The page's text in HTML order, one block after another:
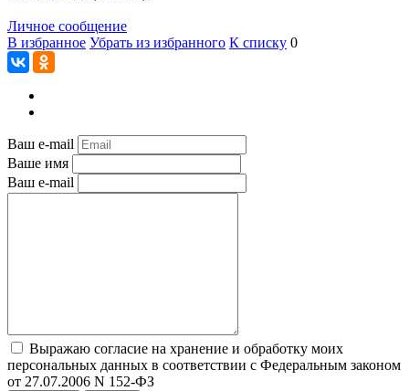
Личное сообщение
В избранное Убрать из избранного К списку 0
Ваш e-mail
Ваше имя
Ваш e-mail
Выражаю согласие на хранение и обработку моих
персональных данных в соответствии с Федеральным законом
от 27.07.2006 N 152-ФЗ